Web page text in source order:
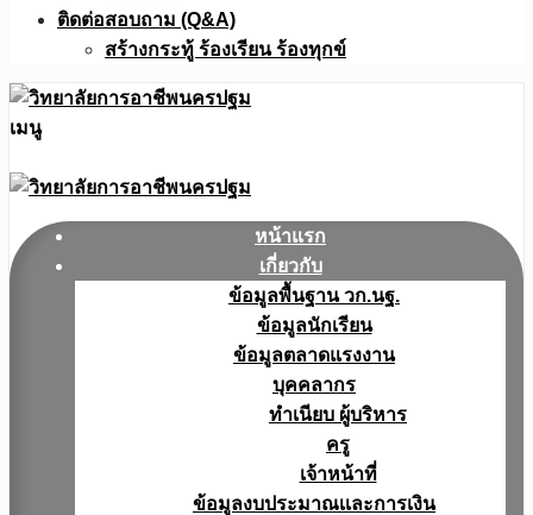
ติดต่อสอบถาม (Q&A)
สร้างกระทู้ ร้องเรียน ร้องทุกข์
เมนู
หน้าแรก
เกี่ยวกับ
ข้อมูลพื้นฐาน วก.นฐ.
ข้อมูลนักเรียน
ข้อมูลตลาดแรงงาน
บุคคลากร
ทำเนียบ ผู้บริหาร
ครู
เจ้าหน้าที่
ข้อมูลงบประมาณเเละการเงิน